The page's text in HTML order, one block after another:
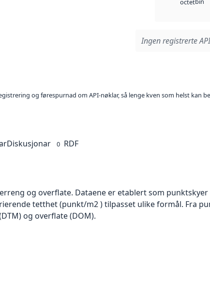
octet
Ingen registrerte
og førespurnad om API-nøklar, så lenge kven som helst kan
Diskusjonar 0 RDF
og overflate. Dataene er etablert som
tetthet (punkt/m2 ) tilpasset ulike formål. Fra
og overflate (DOM).